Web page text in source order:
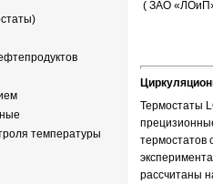
температуры
( ЗАО
Термостаты
термостатов
рассчитаны